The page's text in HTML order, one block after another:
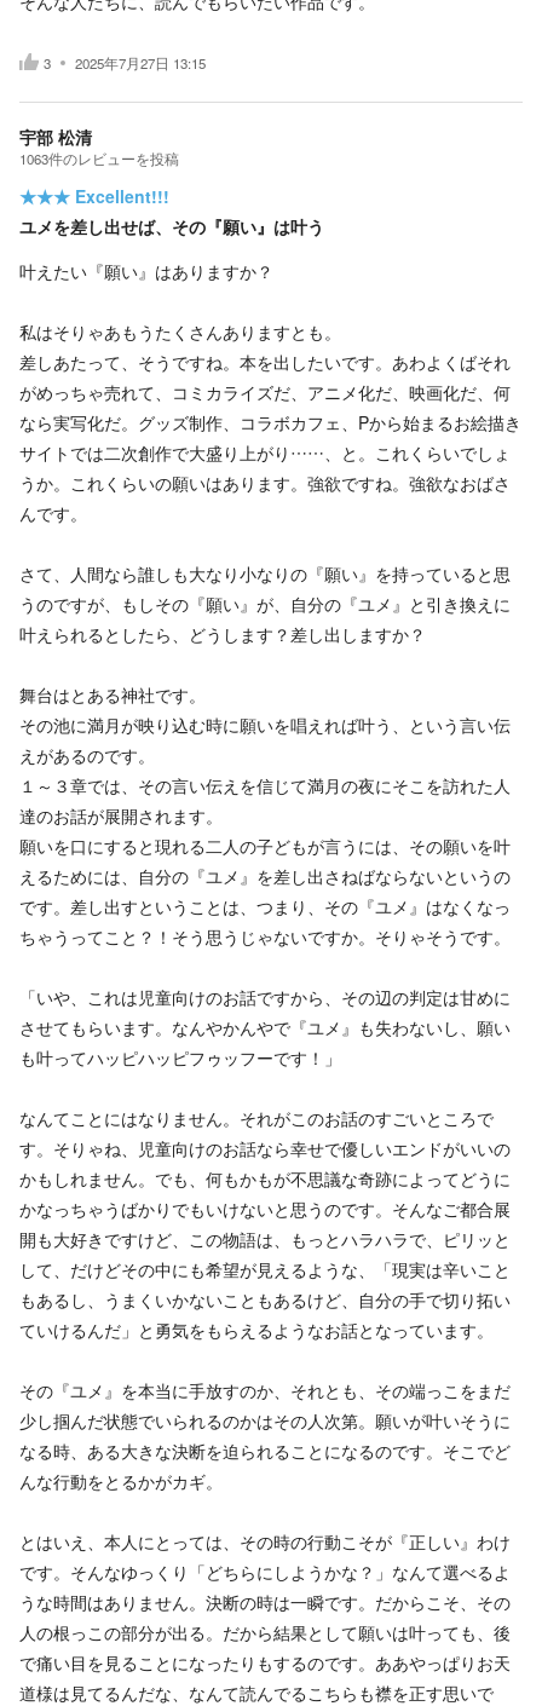
3 2025年7月27日 13:15
宇部 松清
1063件のレビューを投稿
★★★ Excellent!!!
ユメを差し出せば、その『願い』は叶う
叶えたい『願い』はありますか？
私はそりゃあもうたくさんありますとも。
差しあたって、そうですね。本を出したいです。あわよくばそれ
がめっちゃ売れて、コミカライズだ、アニメ化だ、映画化だ、何
なら実写化だ。グッズ制作、コラボカフェ、Pから始まるお絵描き
サイトでは二次創作で大盛り上がり……、と。これくらいでしょ
うか。これくらいの願いはあります。強欲ですね。強欲なおばさ
んです。
さて、人間なら誰しも大なり小なりの『願い』を持っていると思
うのですが、もしその『願い』が、自分の『ユメ』と引き換えに
叶えられるとしたら、どうします？差し出しますか？
舞台はとある神社です。
その池に満月が映り込む時に願いを唱えれば叶う、という言い伝
えがあるのです。
１～３章では、その言い伝えを信じて満月の夜にそこを訪れた人
達のお話が展開されます。
願いを口にすると現れる二人の子どもが言うには、その願いを叶
えるためには、自分の『ユメ』を差し出さねばならないというの
です。差し出すということは、つまり、その『ユメ』はなくなっ
ちゃうってこと？！そう思うじゃないですか。そりゃそうです。
「いや、これは児童向けのお話ですから、その辺の判定は甘めに
させてもらいます。なんやかんやで『ユメ』も失わないし、願い
も叶ってハッピハッピフゥッフーです！」
なんてことにはなりません。それがこのお話のすごいところで
す。そりゃね、児童向けのお話なら幸せで優しいエンドがいいの
かもしれません。でも、何もかもが不思議な奇跡によってどうに
かなっちゃうばかりでもいけないと思うのです。そんなご都合展
開も大好きですけど、この物語は、もっとハラハラで、ピリッと
して、だけどその中にも希望が見えるような、「現実は辛いこと
もあるし、うまくいかないこともあるけど、自分の手で切り拓い
ていけるんだ」と勇気をもらえるようなお話となっています。
その『ユメ』を本当に手放すのか、それとも、その端っこをまだ
少し掴んだ状態でいられるのかはその人次第。願いが叶いそうに
なる時、ある大きな決断を迫られることになるのです。そこでど
んな行動をとるかがカギ。
とはいえ、本人にとっては、その時の行動こそが『正しい』わけ
です。そんなゆっくり「どちらにしようかな？」なんて選べるよ
うな時間はありません。決断の時は一瞬です。だからこそ、その
人の根っこの部分が出る。だから結果として願いは叶っても、後
で痛い目を見ることになったりもするのです。ああやっぱりお天
道様は見てるんだな、なんて読んでるこちらも襟を正す思いで